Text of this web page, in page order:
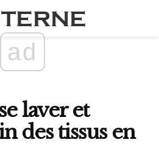
ad
laver et
des tissus en